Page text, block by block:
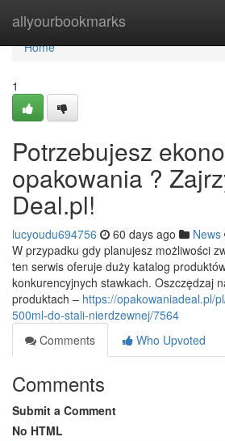
allyourbookmarks
Home
Home
1
Potrzebujesz
opakowania ?
Deal.pl!
lucyoudu694756 60 days ago News
W przypadku gdy planujesz możliwości
ten serwis oferuje duży katalog
konkurencyjnych stawkach. Oszczędzaj
produktach – https://opakowaniadeal.pl/
500ml-do-stali-nierdzewnej/7564
Comments
Who Upvoted
Comments
Submit a Comment
No HTML